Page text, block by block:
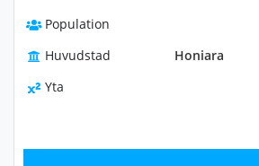
Population
Huvudstad
Honiara
Yta